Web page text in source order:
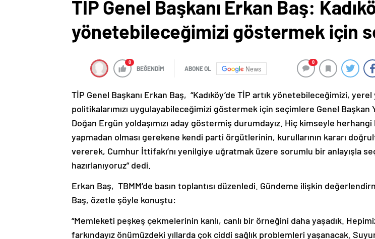
TİP Genel Başkanı Erkan Baş:
yönetebileceğimizi göstermek için
0
BEĞENDİM ABONE OL News
0
TİP Genel Başkanı Erkan Baş, “Kadıköy’de TİP artık yönetebileceğimizi,
politikalarımızı uygulayabileceğimizi göstermek için seçimlere Genel Başkan
Doğan Ergün yoldaşımızı aday göstermiş durumdayız. Hiç kimseyle herhangi
yapmadan olması gerekene kendi parti örgütlerinin, kurullarının kararı
vererek, Cumhur İttifakı’nı yenilgiye uğratmak üzere sorumlu bir anlayışla
hazırlanıyoruz” dedi.
Erkan Baş, TBMM’de basın toplantısı düzenledi. Gündeme ilişkin
Baş, özetle şöyle konuştu:
“Memleketi peşkeş çekmelerinin kanlı, canlı bir örneğini daha yaşadık.
farkındayız önümüzdeki yıllarda çok ciddi sağlık problemleri yaşanacak.